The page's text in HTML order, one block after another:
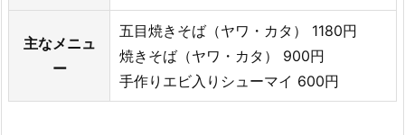
主なメニュ
ー
五目焼きそば（ヤワ・カタ） 1180円
焼きそば（ヤワ・カタ） 900円
手作りエビ入りシューマイ 600円